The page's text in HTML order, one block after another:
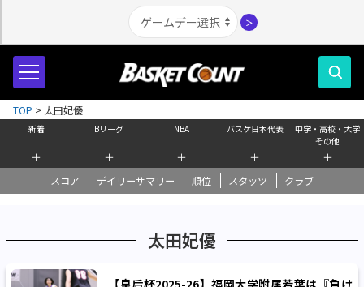
＞
新着
＋
Bリーグ
＋
NBA
＋
バスケ日本代表
＋
中学・高校・大学
その他
＋
スコア デイリーサマリー 順位 スタッツ クラブ
TOP > 太田妃優
太田妃優
【皇后杯2025-26】福岡大学附属若葉は『負け